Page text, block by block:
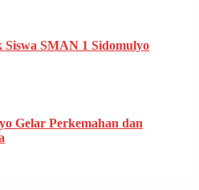
Siswa SMAN 1 Sidomulyo
Gelar Perkemahan dan